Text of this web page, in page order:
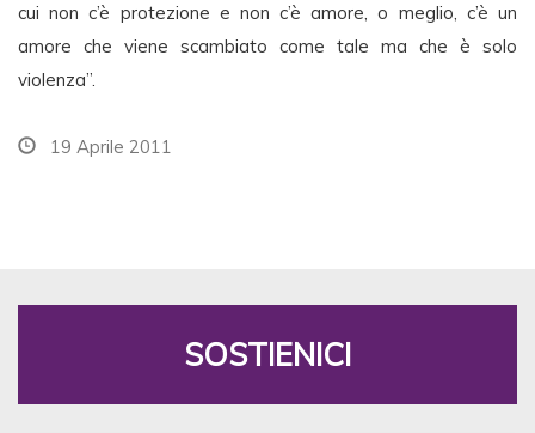
cui non c’è protezione e non c’è amore, o meglio, c’è un
amore che viene scambiato come tale ma che è solo
violenza”.
19 Aprile 2011
SOSTIENICI